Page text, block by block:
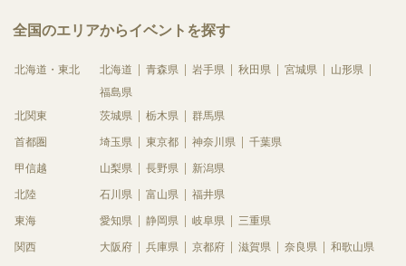
全国のエリアからイベントを探す
北海道・東北 北海道 青森県 岩手県 秋田県 宮城県
山形県
福島県
北関東
茨城県 栃木県 群馬県
首都圏 埼玉県 東京都 神奈川県 千葉県
甲信越 山梨県 長野県 新潟県
北陸 石川県 富山県 福井県
東海 愛知県 静岡県 岐阜県 三重県
関西 大阪府 兵庫県 京都府 滋賀県 奈良県 和歌山県